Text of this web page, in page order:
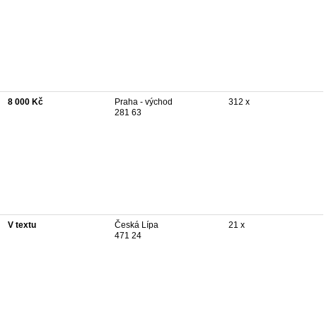
8 000 Kč
Praha - východ
281 63
312 x
V textu
Česká Lípa
471 24
21 x